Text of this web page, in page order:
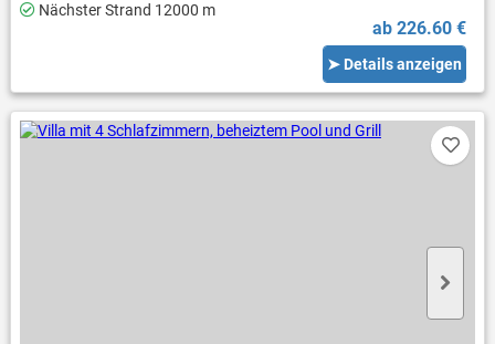
Nächster Strand 12000 m
ab 226.60 €
➤ Details anzeigen